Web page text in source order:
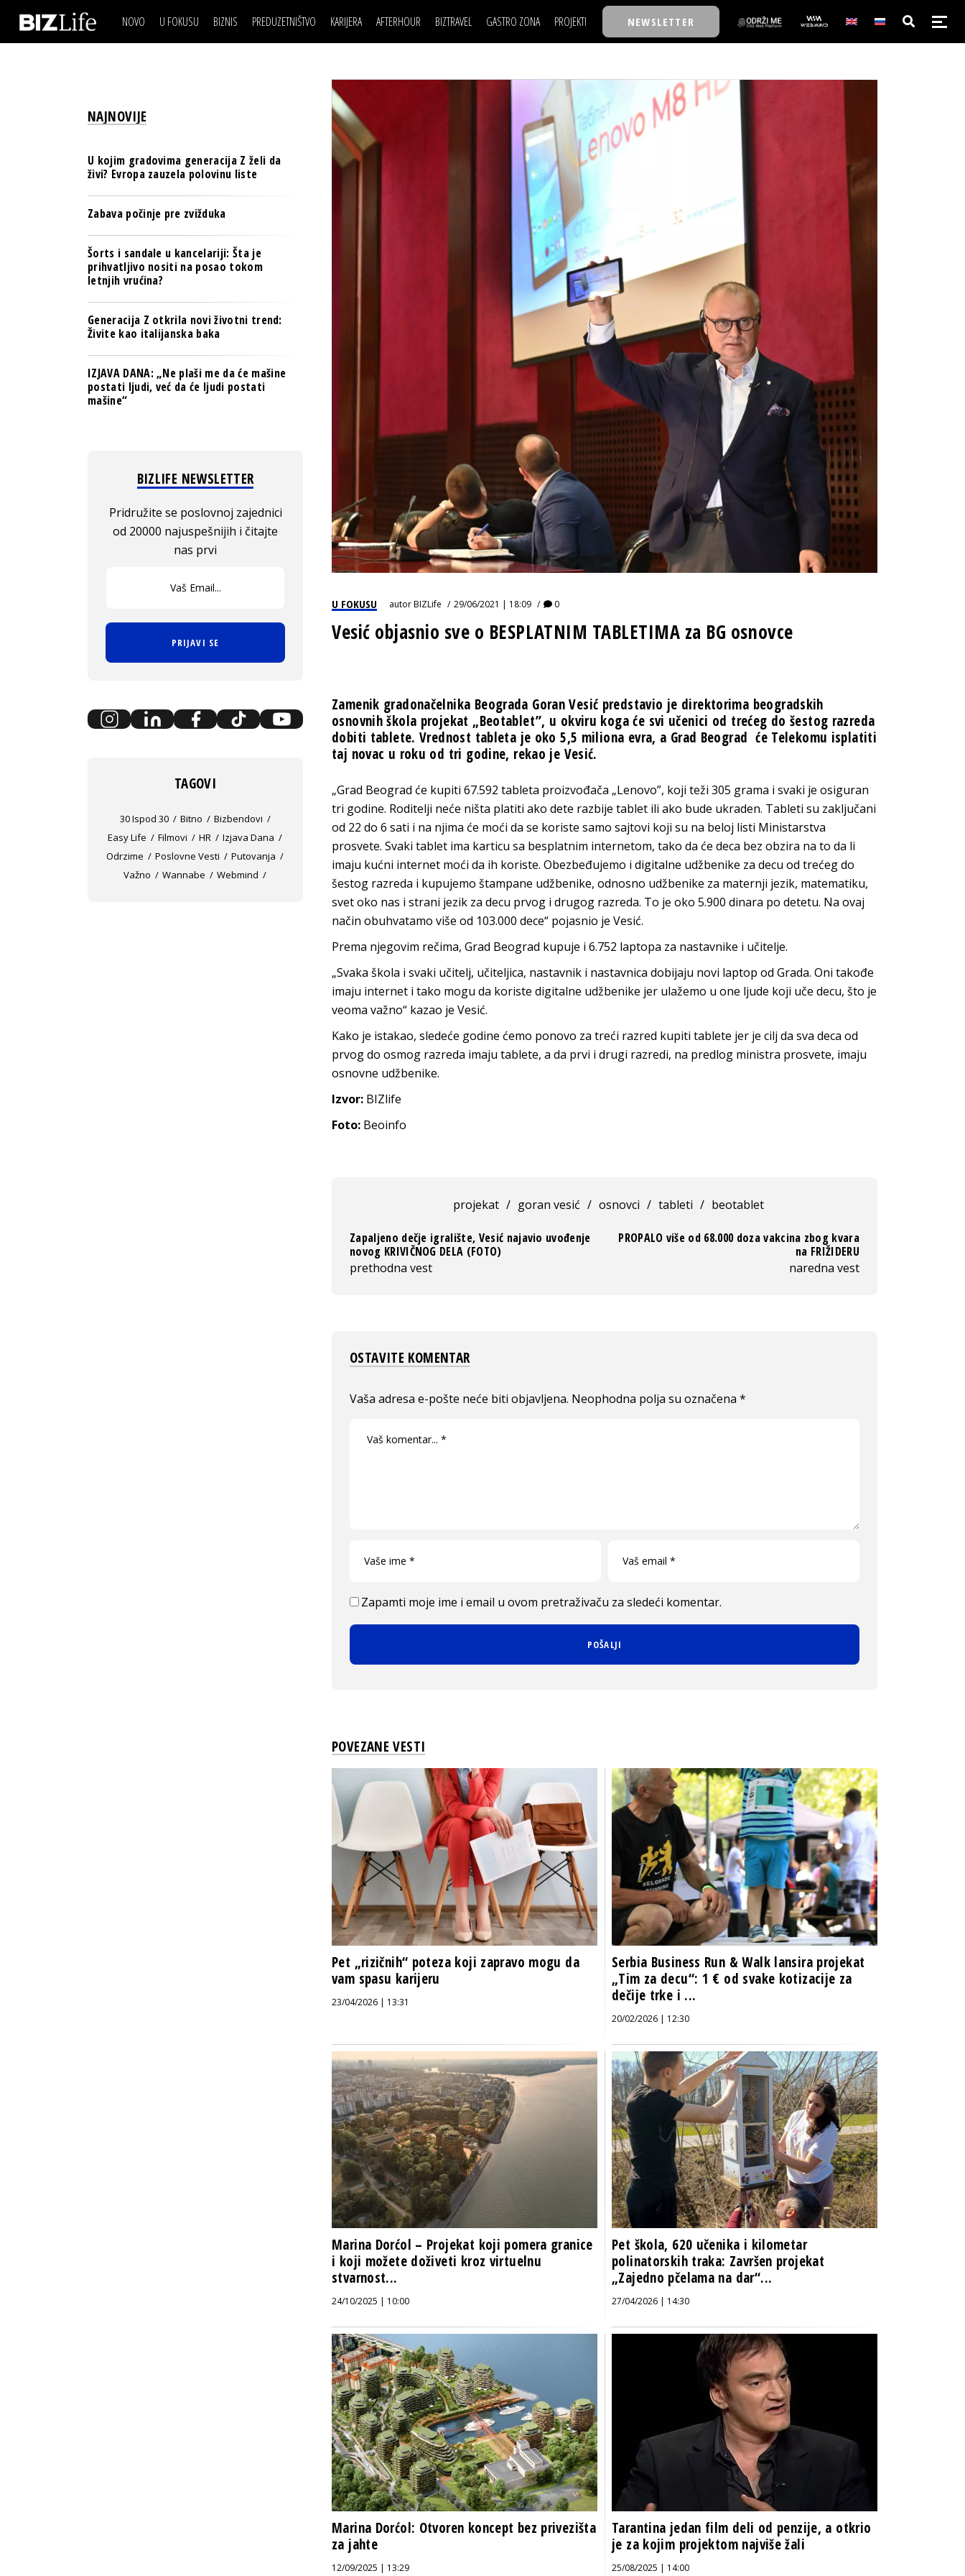
NOVO U FOKUSU BIZNIS
BREND I KOMUNIKACIJE
BANKE
OSIGURANJE
BIZNIS & SPORT
PULS REGIONA
NOVO NA RAFU
PREDUZETNIŠTVO KARIJERA
MOJ UGAO
USAVRŠAVANJE
KNOW-HOW
AFTERHOUR BIZTRAVEL GASTRO ZONA PROJEKTI
TASTY TALKS
30 ISPOD 30
BACK TO OFFICE/SCHOOL
BIZBENDOVI
BIZKOLEGIJUM
BMW BIZNIS LIGA
BIZLIFE WEEK
IZJAVA GODINE
NEWSLETTER
IZJAVA DANABIZNIS SCENA
BREND I KOMUNIKACIJE
OSIGURANJE
TECH I AI
NOVO NA RAFU
POSAO
MOJ UGAO
USAVRŠAVANJE
KNOW-HOW
FILM I SCENA
AUTO SVET
NAJKOLEGA
30 ISPOD 30
BACK TO OFFICE/SCHOOL
BIZBENDOVI
BIZKOLEGIJUM
BMW BIZNIS LIGA
BIZLIFE WEEK
IZJAVA GODINE
U FOKUSU autorBIZLife 29/06/2021 | 18:09 0
Vesić objasnio sve o BESPLATNIM TABLETIMA za BG osnovce
Zamenik gradonačelnika Beograda Goran Vesić predstavio je direktorima beogradskih
osnovnih škola projekat „Beotablet”, u okviru koga će svi učenici od trećeg do šestog razreda
dobiti tablete. Vrednost tableta je oko 5,5 miliona evra, a Grad Beograd će Telekomu isplatiti
taj novac u roku od tri godine, rekao je Vesić.
„Grad Beograd će kupiti 67.592 tableta proizvođača „Lenovo”, koji teži 305 grama i svaki je osiguran
tri godine. Roditelji neće ništa platiti ako dete razbije tablet ili ako bude ukraden. Tableti su zaključani
od 22 do 6 sati i na njima će moći da se koriste samo sajtovi koji su na beloj listi Ministarstva
prosvete. Svaki tablet ima karticu sa besplatnim internetom, tako da će deca bez obzira na to da li
imaju kućni internet moći da ih koriste. Obezbeđujemo i digitalne udžbenike za decu od trećeg do
šestog razreda i kupujemo štampane udžbenike, odnosno udžbenike za maternji jezik, matematiku,
svet oko nas i strani jezik za decu prvog i drugog razreda. To je oko 5.900 dinara po detetu. Na ovaj
način obuhvatamo više od 103.000 dece“ pojasnio je Vesić.
Prema njegovim rečima, Grad Beograd kupuje i 6.752 laptopa za nastavnike i učitelje.
„Svaka škola i svaki učitelj, učiteljica, nastavnik i nastavnica dobijaju novi laptop od Grada. Oni takođe
imaju internet i tako mogu da koriste digitalne udžbenike jer ulažemo u one ljude koji uče decu, što je
veoma važno“ kazao je Vesić.
Kako je istakao, sledeće godine ćemo ponovo za treći razred kupiti tablete jer je cilj da sva deca od
prvog do osmog razreda imaju tablete, a da prvi i drugi razredi, na predlog ministra prosvete, imaju
osnovne udžbenike.
Izvor: BIZlife
Foto: Beoinfo
projekat / goran vesić / osnovci / tableti / beotablet
Zapaljeno dečje igralište, Vesić najavio uvođenje
novog KRIVIČNOG DELA (FOTO)
prethodna vest
PROPALO više od 68.000 doza vakcina zbog kvara
na FRIŽIDERU
naredna vest
OSTAVITE KOMENTAR
Vaša adresa e-pošte neće biti objavljena. Neophodna polja su označena *
Zapamti moje ime i email u ovom pretraživaču za sledeći komentar.
POVEZANE VESTI
Pet „rizičnih“ poteza koji zapravo mogu da
vam spasu karijeru
23/04/2026 | 13:31
Serbia Business Run & Walk lansira projekat
„Tim za decu“: 1 € od svake kotizacije za
dečije trke i ...
20/02/2026 | 12:30
Marina Dorćol – Projekat koji pomera granice
i koji možete doživeti kroz virtuelnu
stvarnost...
24/10/2025 | 10:00
Pet škola, 620 učenika i kilometar
polinatorskih traka: Završen projekat
„Zajedno pčelama na dar“...
27/04/2026 | 14:30
Marina Dorćol: Otvoren koncept bez privezišta
za jahte
12/09/2025 | 13:29
Tarantina jedan film deli od penzije, a otkrio
je za kojim projektom najviše žali
25/08/2025 | 14:00
NAJNOVIJE
U kojim gradovima generacija Z želi da
živi? Evropa zauzela polovinu liste
Zabava počinje pre zvižduka
Šorts i sandale u kancelariji: Šta je
prihvatljivo nositi na posao tokom
letnjih vrućina?
Generacija Z otkrila novi životni trend:
Živite kao italijanska baka
IZJAVA DANA: „Ne plaši me da će mašine
postati ljudi, već da će ljudi postati
mašine“
BIZLIFE NEWSLETTER
Pridružite se poslovnoj zajednici
od 20000 najuspešnijih i čitajte
nas prvi
PRIJAVI SE
TAGOVI
30 Ispod 30 Bitno
Bizbendovi
Easy Life
Filmovi HR
Izjava Dana
Odrzime
Poslovne Vesti
Putovanja
Važno
Wannabe Webmind